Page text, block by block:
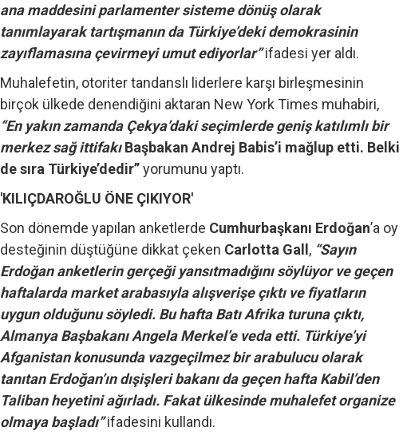
ana maddesini parlamenter sisteme dönüş olarak
tanımlayarak tartışmanın da Türkiye’deki demokrasinin
zayıflamasına çevirmeyi umut ediyorlar”ifadesi yer aldı.
Muhalefetin, otoriter tandanslı liderlere karşı birleşmesinin
birçok ülkede denendiğini aktaran New York Times muhabiri,
“En yakın zamanda Çekya’daki seçimlerde geniş katılımlı bir
merkez sağ ittifakıBaşbakan Andrej Babis’i mağlup etti. Belki
de sıra Türkiye’dedir”yorumunu yaptı.
'KILIÇDAROĞLU ÖNE ÇIKIYOR'
Son dönemde yapılan anketlerde Cumhurbaşkanı Erdoğan’a oy
desteğinin düştüğüne dikkat çeken Carlotta Gall, “Sayın
Erdoğan anketlerin gerçeği yansıtmadığını söylüyor ve geçen
haftalarda market arabasıyla alışverişe çıktı ve fiyatların
uygun olduğunu söyledi. Bu hafta Batı Afrika turuna çıktı,
Almanya Başbakanı Angela Merkel’e veda etti. Türkiye’yi
Afganistan konusunda vazgeçilmez bir arabulucu olarak
tanıtan Erdoğan’ın dışişleri bakanı da geçen hafta Kabil’den
Taliban heyetini ağırladı. Fakat ülkesinde muhalefet organize
olmaya başladı”ifadesini kullandı.